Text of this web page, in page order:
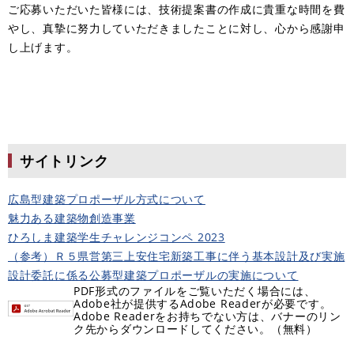
ご応募いただいた皆様には、技術提案書の作成に貴重な時間を費
やし、真摯に努力していただきましたことに対し、心から感謝申
し上げます。
サイトリンク
広島型建築プロポーザル方式について
魅力ある建築物創造事業
ひろしま建築学生チャレンジコンペ 2023
（参考）Ｒ５県営第三上安住宅新築工事に伴う基本設計及び実施
設計委託に係る公募型建築プロポーザルの実施について
PDF形式のファイルをご覧いただく場合には、
Adobe社が提供するAdobe Readerが必要です。
Adobe Readerをお持ちでない方は、バナーのリン
ク先からダウンロードしてください。（無料）